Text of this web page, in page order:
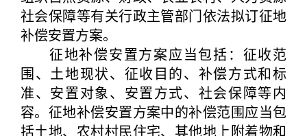
社会保障等有关行政主管部门依法拟订征地
补偿安置方案。
征地补偿安置方案应当包括：征收范
围、土地现状、征收目的、补偿方式和标
准、安置对象、安置方式、社会保障等内
容。征地补偿安置方案中的补偿范围应当包
括土地、农村村民住宅、其他地上附着物和